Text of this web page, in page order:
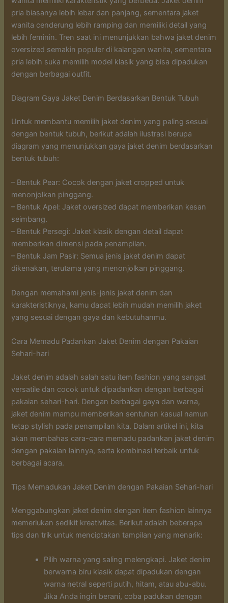
pria biasanya lebih lebar dan panjang, sementara jaket
wanita cenderung lebih ramping dan memiliki detail yang
lebih feminin. Tren saat ini menunjukkan bahwa jaket denim
oversized semakin populer di kalangan wanita, sementara
pria lebih suka memilih model klasik yang bisa dipadukan
dengan berbagai outfit.
Diagram Gaya Jaket Denim Berdasarkan Bentuk Tubuh
Untuk membantu memilih jaket denim yang paling sesuai
dengan bentuk tubuh, berikut adalah ilustrasi berupa
diagram yang menunjukkan gaya jaket denim berdasarkan
bentuk tubuh:
– Bentuk Pear: Cocok dengan jaket cropped untuk
menonjolkan pinggang.
– Bentuk Apel: Jaket oversized dapat memberikan kesan
seimbang.
– Bentuk Persegi: Jaket klasik dengan detail dapat
memberikan dimensi pada penampilan.
– Bentuk Jam Pasir: Semua jenis jaket denim dapat
dikenakan, terutama yang menonjolkan pinggang.
Dengan memahami jenis-jenis jaket denim dan
karakteristiknya, kamu dapat lebih mudah memilih jaket
yang sesuai dengan gaya dan kebutuhanmu.
Cara Memadu Padankan Jaket Denim dengan Pakaian
Sehari-hari
Jaket denim adalah salah satu item fashion yang sangat
versatile dan cocok untuk dipadankan dengan berbagai
pakaian sehari-hari. Dengan berbagai gaya dan warna,
jaket denim mampu memberikan sentuhan kasual namun
tetap stylish pada penampilan kita. Dalam artikel ini, kita
akan membahas cara-cara memadu padankan jaket denim
dengan pakaian lainnya, serta kombinasi terbaik untuk
berbagai acara.
Tips Memadukan Jaket Denim dengan Pakaian Sehari-hari
Menggabungkan jaket denim dengan item fashion lainnya
memerlukan sedikit kreativitas. Berikut adalah beberapa
tips dan trik untuk menciptakan tampilan yang menarik:
Pilih warna yang saling melengkapi. Jaket denim
berwarna biru klasik dapat dipadukan dengan
warna netral seperti putih, hitam, atau abu-abu.
Jika Anda ingin berani, coba padukan dengan